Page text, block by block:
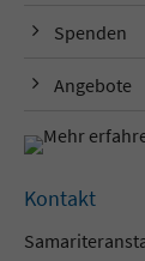
Spenden
Angebote
Kontakt